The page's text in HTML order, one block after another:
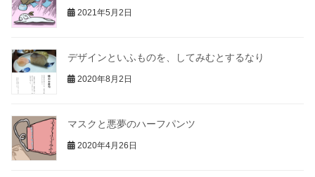
2021年5月2日
デザインといふものを、してみむとするなり
2020年8月2日
マスクと悪夢のハーフパンツ
2020年4月26日